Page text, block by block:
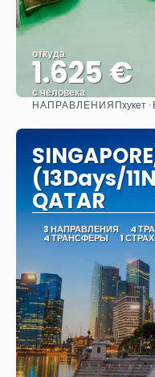
откуда
1.625 €
с человека
НАПРАВЛЕНИЯПхукет ·
(13Days/
QATAR
3 НАПРАВЛЕНИЯ 4
4 ТРАНСФЕРЫ 1